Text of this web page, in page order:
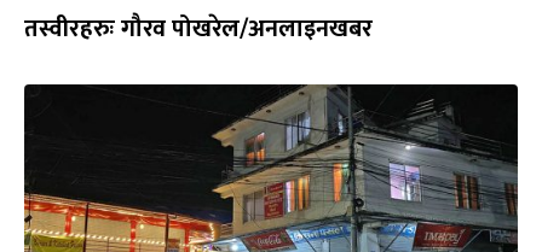
तस्वीरहरुः गौरव पोखरेल/अनलाइनखबर